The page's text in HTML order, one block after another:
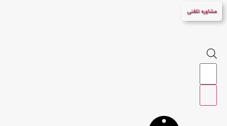
پرش
به
مشاوره تلفنی
Products